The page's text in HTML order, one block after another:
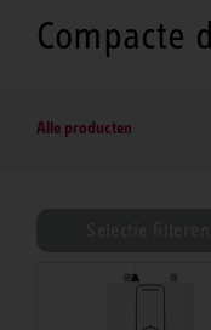
Compacte
Alle producten